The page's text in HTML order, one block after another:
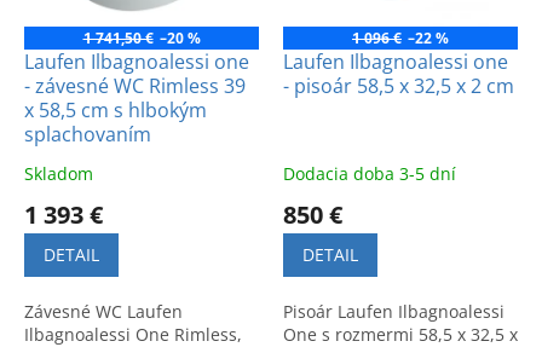
oo
u
o
1 741,50 € –20 %
Laufen Ilbagnoalessi one
- závesné WC Rimless 39
x 58,5 cm s hlbokým
splachovaním
Skladom
1 393 €
DETAIL
Závesné WC Laufen
Ilbagnoalessi One Rimless,
1 096 € –22 %
Laufen Ilbagnoalessi one
- pisoár 58,5 x 32,5 x 2 cm
Dodacia doba 3-5 dní
850 €
DETAIL
Pisoár Laufen Ilbagnoalessi
One s rozmermi 58,5 x 32,5 x